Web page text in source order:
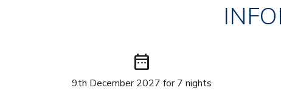
date_range
9th December 2027 for 7 nights